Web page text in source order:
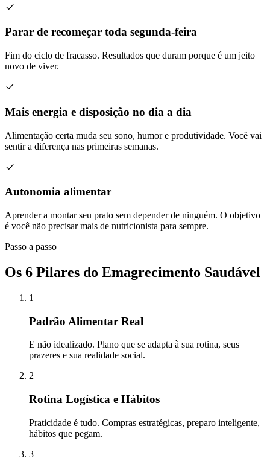
Parar de recomeçar toda segunda-feira
Fim do ciclo de fracasso. Resultados que duram porque é um jeito
novo de viver.
Mais energia e disposição no dia a dia
Alimentação certa muda seu sono, humor e produtividade. Você vai
sentir a diferença nas primeiras semanas.
Autonomia alimentar
Aprender a montar seu prato sem depender de ninguém. O objetivo
é você não precisar mais de nutricionista para sempre.
Passo a passo
Os 6 Pilares do Emagrecimento Saudável
1
Padrão Alimentar Real
E não idealizado. Plano que se adapta à sua rotina, seus
prazeres e sua realidade social.
2
Rotina Logística e Hábitos
Praticidade é tudo. Compras estratégicas, preparo inteligente,
hábitos que pegam.
3